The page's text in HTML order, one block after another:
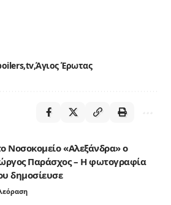
tvΆγιος Έρωτας
Νοσοκομείο «Αλεξάνδρα» ο
Παράσχος – Η φωτογραφία
δημοσίευσε